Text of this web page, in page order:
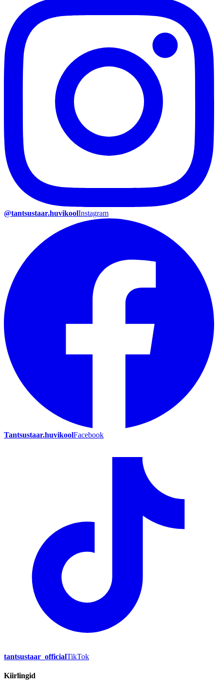
@tantsustaar.huvikoolInstagram
Tantsustaar.huvikoolFacebook
tantsustaar_officialTikTok
Kiirlingid